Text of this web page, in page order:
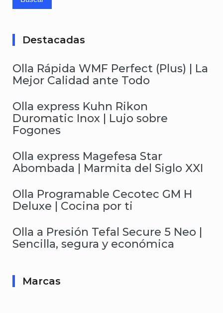
Destacadas
Olla Rápida WMF Perfect (Plus) | La
Mejor Calidad ante Todo
Olla express Kuhn Rikon
Duromatic Inox | Lujo sobre
Fogones
Olla express Magefesa Star
Abombada | Marmita del Siglo XXI
Olla Programable Cecotec GM H
Deluxe | Cocina por ti
Olla a Presión Tefal Secure 5 Neo |
Sencilla, segura y económica
Marcas